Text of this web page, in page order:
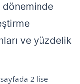
döneminde
ve yüzdelik
2 lise